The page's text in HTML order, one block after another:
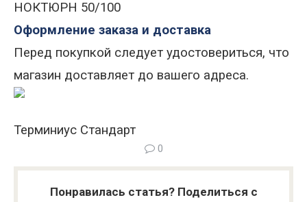
НОКТЮРН 50/100
Оформление заказа и доставка
Перед покупкой следует удостовериться, что
магазин доставляет до вашего адреса.
Терминиус Стандарт
0
Понравилась статья? Поделиться с